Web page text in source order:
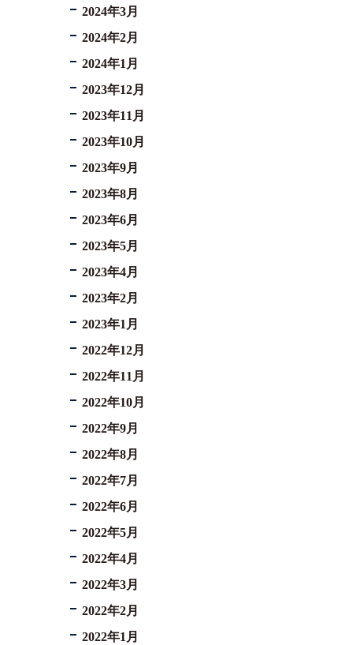
2024年3月
2024年2月
2024年1月
2023年12月
2023年11月
2023年10月
2023年9月
2023年8月
2023年6月
2023年5月
2023年4月
2023年2月
2023年1月
2022年12月
2022年11月
2022年10月
2022年9月
2022年8月
2022年7月
2022年6月
2022年5月
2022年4月
2022年3月
2022年2月
2022年1月